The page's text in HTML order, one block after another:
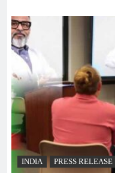
INDIA PRESS RELEASE